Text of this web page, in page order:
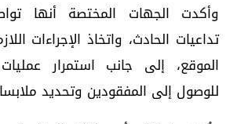
وأكدت الجهات المختصة أنها
تداعيات الحادث، واتخاذ الإجراءات
الموقع، إلى جانب استمرار
للوصول إلى المفقودين وتحديد